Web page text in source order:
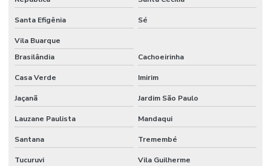
Santa Efigênia Sé
Vila Buarque
Brasilândia
Cachoeirinha
Casa Verde Imirim
Jaçanã Jardim São Paulo
Lauzane Paulista Mandaqui
Santana Tremembé
Tucuruvi Vila Guilherme